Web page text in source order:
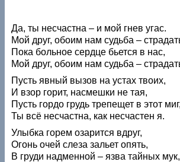
Да, ты несчастна – и мой гнев угас.
Мой друг, обоим нам судьба –
Пока больное сердце бьется в нас,
Мой друг, обоим нам судьба –
Пусть явный вызов на устах твоих,
И взор горит, насмешки не тая,
Пусть гордо грудь трепещет в этот
Ты всё несчастна, как несчастен я.
Улыбка горем озарится вдруг,
Огонь очей слеза зальет опять,
В груди надменной – язва тайных мук,